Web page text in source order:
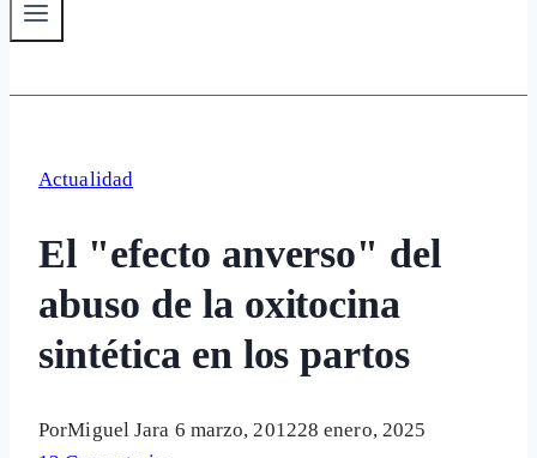
Actualidad
El "efecto anverso" del
abuso de la oxitocina
sintética en los partos
PorMiguel Jara 6 marzo, 201228 enero, 2025